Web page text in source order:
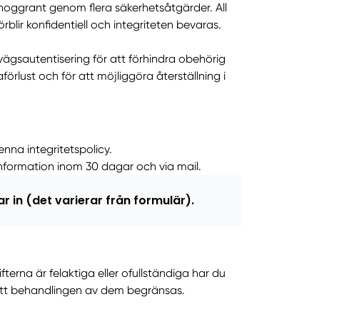
genom flera säkerhetsåtgärder. All
konfidentiell och integriteten bevaras.
för att förhindra obehörig
och för att möjliggöra återställning i
integritetspolicy.
inom 30 dagar och via mail.
in (det varierar från formulär).
är felaktiga eller ofullständiga har du
av dem begränsas.